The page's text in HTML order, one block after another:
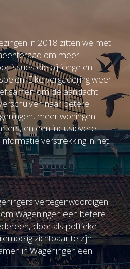
in 2018 zitten we met
om meer
issues die bij jonge en
Elke vergadering weer
samen om de aandacht
naar betere
meer woningen
en een inclusievere
verstrekking in het
vertegenwoordigen
Wageningen een betere
door als politieke
zichtbaar te zijn.
in Wageningen een